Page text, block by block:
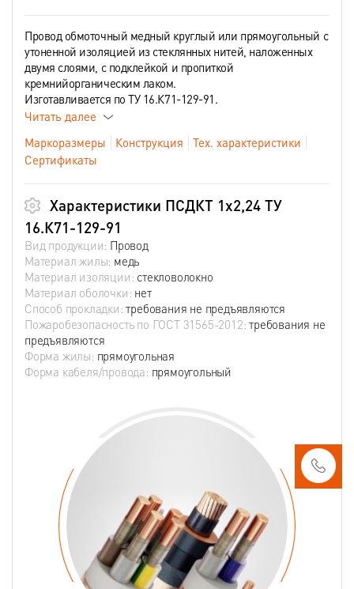
Провод обмоточный медный круглый или прямоугольный с
утоненной изоляцией из стеклянных нитей, наложенных
двумя слоями, с подклейкой и пропиткой
кремнийорганическим лаком.
Изготавливается по ТУ 16.К71-129-91.
Читать далее
Маркоразмеры
Конструкция
Тех. характеристики
Сертификаты
Характеристики ПСДКТ 1х2,24 ТУ
16.К71-129-91
Вид продукции: Провод
Материал жилы: медь
Материал изоляции: стекловолокно
Материал оболочки: нет
Способ прокладки:требования не предъявляются
Пожаробезопасность по ГОСТ 31565-2012:требования не
предъявляются
Форма жилы: прямоугольная
Форма кабеля/провода: прямоугольный